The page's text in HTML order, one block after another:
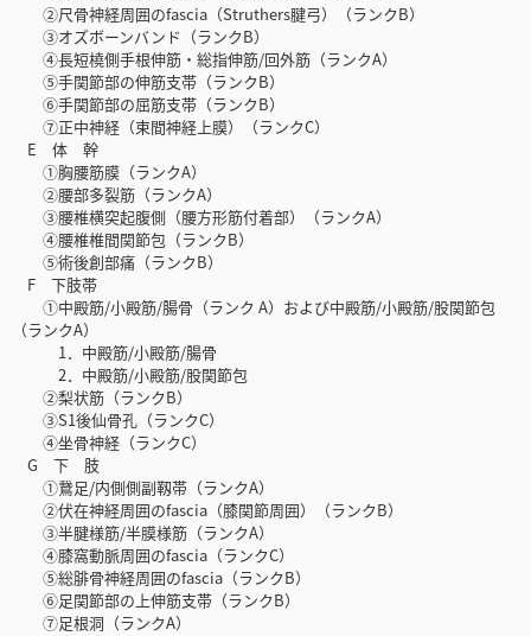
②尺骨神経周囲のfascia（Struthers腱弓）（ランクB）
③オズボーンバンド（ランクB）
④長短橈側手根伸筋・総指伸筋/回外筋（ランクA）
⑤手関節部の伸筋支帯（ランクB）
⑥手関節部の屈筋支帯（ランクB）
⑦正中神経（束間神経上膜）（ランクC）
E 体 幹
①胸腰筋膜（ランクA）
②腰部多裂筋（ランクA）
③腰椎横突起腹側（腰方形筋付着部）（ランクA）
④腰椎椎間関節包（ランクB）
⑤術後創部痛（ランクB）
F 下肢帯
①中殿筋/小殿筋/腸骨（ランク A）および中殿筋/小殿筋/股関節包
（ランクA）
1．中殿筋/小殿筋/腸骨
2．中殿筋/小殿筋/股関節包
②梨状筋（ランクB）
③S1後仙骨孔（ランクC）
④坐骨神経（ランクC）
G 下 肢
①鵞足/内側側副靱帯（ランクA）
②伏在神経周囲のfascia（膝関節周囲）（ランクB）
③半腱様筋/半膜様筋（ランクA）
④膝窩動脈周囲のfascia（ランクC）
⑤総腓骨神経周囲のfascia（ランクB）
⑥足関節部の上伸筋支帯（ランクB）
⑦足根洞（ランクA）